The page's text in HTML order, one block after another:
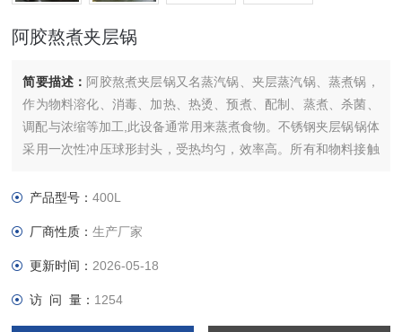
阿胶熬煮夹层锅
简要描述： 阿胶熬煮夹层锅又名蒸汽锅、夹层蒸汽锅、蒸煮锅，
作为物料溶化、消毒、加热、热烫、预煮、配制、蒸煮、杀菌、
调配与浓缩等加工,此设备通常用来蒸煮食物。不锈钢夹层锅锅体
采用一次性冲压球形封头，受热均匀，效率高。所有和物料接触
产品型号：400L
厂商性质：生产厂家
更新时间： 2026-05-18
访 问 量： 1254